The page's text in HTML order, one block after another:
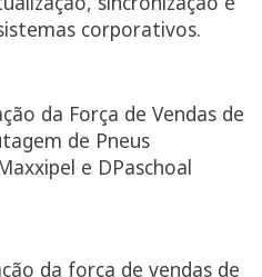
corporativos.
da Força de Vendas de
de Pneus
e DPaschoal
da força de vendas de